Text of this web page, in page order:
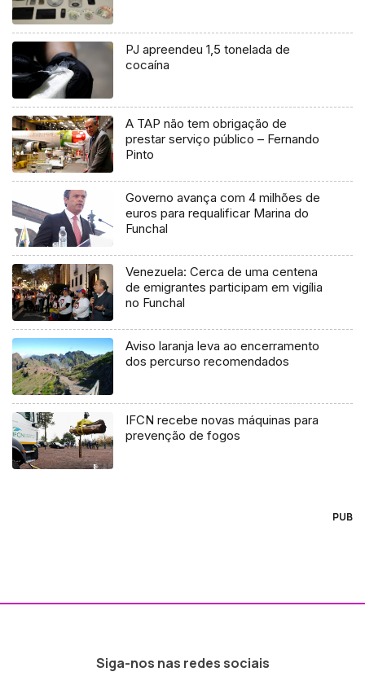
PJ apreendeu 1,5 tonelada de
cocaína
A TAP não tem obrigação de
prestar serviço público – Fernando
Pinto
Governo avança com 4 milhões de
euros para requalificar Marina do
Funchal
Venezuela: Cerca de uma centena
de emigrantes participam em vigília
no Funchal
Aviso laranja leva ao encerramento
dos percurso recomendados
IFCN recebe novas máquinas para
prevenção de fogos
PUB
Siga-nos nas redes sociais